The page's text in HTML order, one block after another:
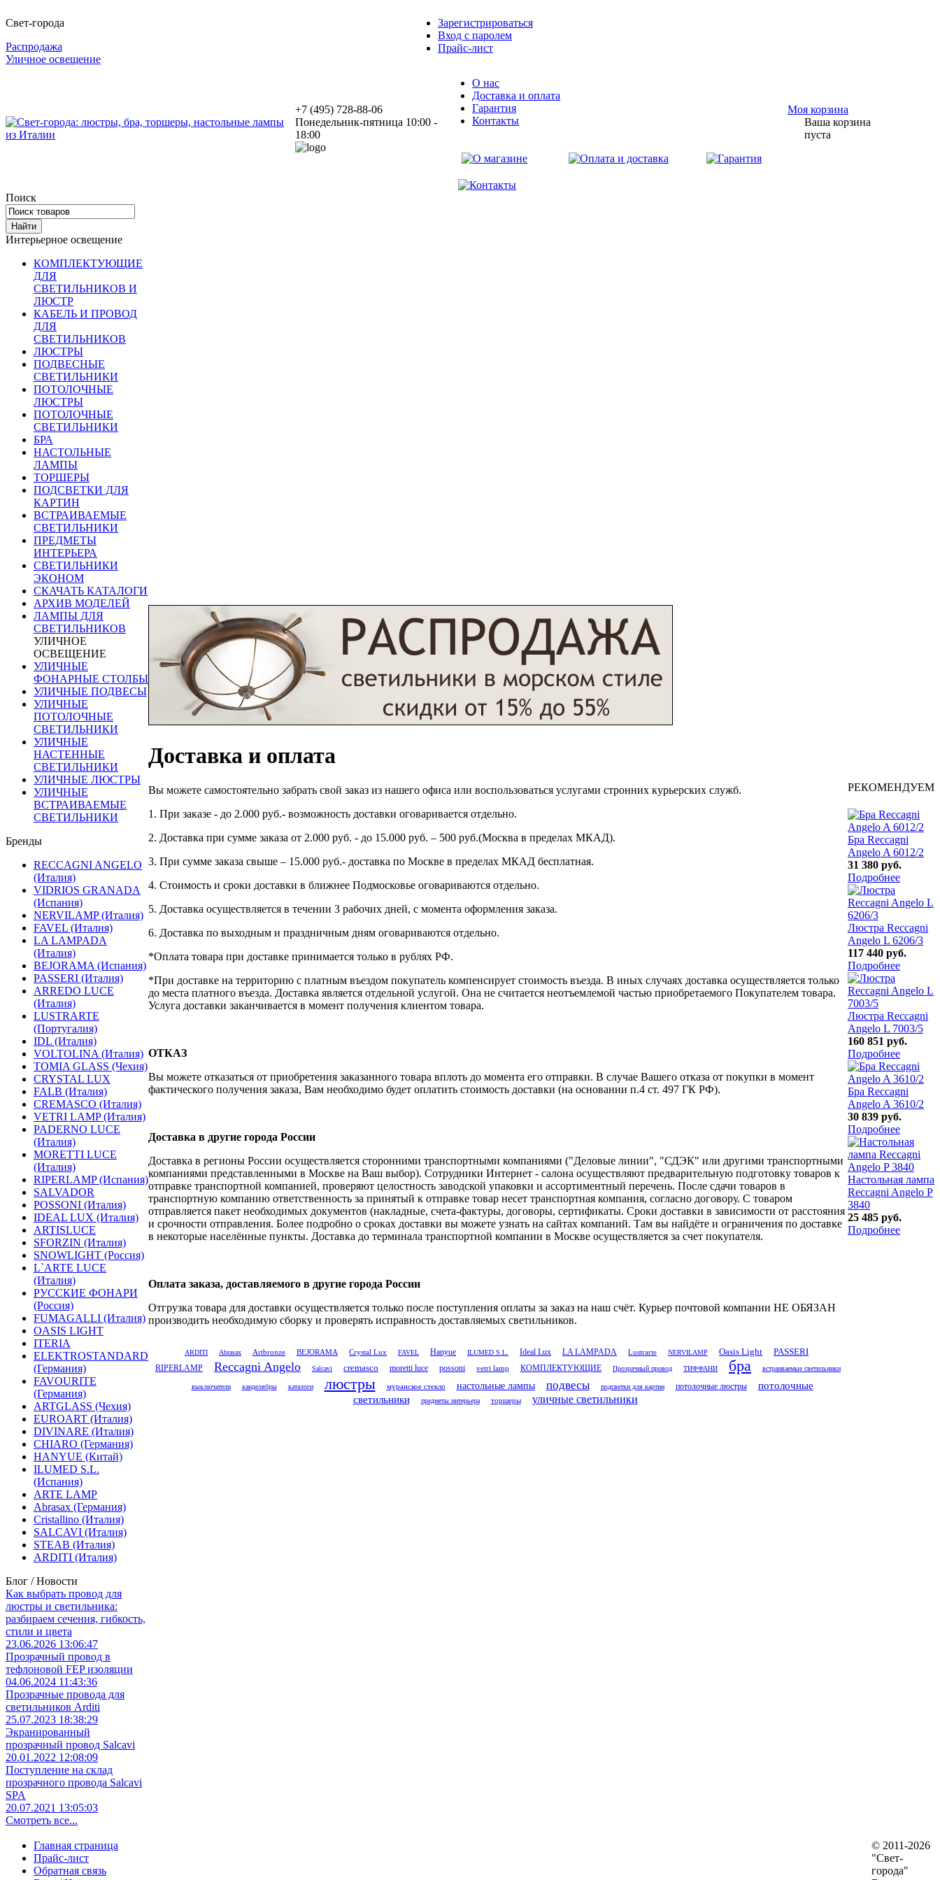
Свет-города
Распродажа
Уличное освещение
Зарегистрироваться
Вход с паролем
Прайс-лист
+7 (495) 728-88-06
Понедельник-пятница 10:00 -
18:00
О нас
Доставка и оплата
Гарантия
Контакты
Моя корзина
Ваша корзина
пуста
Поиск
Интерьерное освещение
КОМПЛЕКТУЮЩИЕ
ДЛЯ
СВЕТИЛЬНИКОВ И
ЛЮСТР
КАБЕЛЬ И ПРОВОД
ДЛЯ
СВЕТИЛЬНИКОВ
ЛЮСТРЫ
ПОДВЕСНЫЕ
СВЕТИЛЬНИКИ
ПОТОЛОЧНЫЕ
ЛЮСТРЫ
ПОТОЛОЧНЫЕ
СВЕТИЛЬНИКИ
БРА
НАСТОЛЬНЫЕ
ЛАМПЫ
ТОРШЕРЫ
ПОДСВЕТКИ ДЛЯ
КАРТИН
ВСТРАИВАЕМЫЕ
СВЕТИЛЬНИКИ
ПРЕДМЕТЫ
ИНТЕРЬЕРА
СВЕТИЛЬНИКИ
ЭКОНОМ
СКАЧАТЬ КАТАЛОГИ
АРХИВ МОДЕЛЕЙ
ЛАМПЫ ДЛЯ
СВЕТИЛЬНИКОВ
УЛИЧНОЕ
ОСВЕЩЕНИЕ
УЛИЧНЫЕ
ФОНАРНЫЕ СТОЛБЫ
УЛИЧНЫЕ ПОДВЕСЫ
УЛИЧНЫЕ
ПОТОЛОЧНЫЕ
СВЕТИЛЬНИКИ
УЛИЧНЫЕ
НАСТЕННЫЕ
СВЕТИЛЬНИКИ
УЛИЧНЫЕ ЛЮСТРЫ
УЛИЧНЫЕ
ВСТРАИВАЕМЫЕ
СВЕТИЛЬНИКИ
Бренды
RECCAGNI ANGELO
(Италия)
VIDRIOS GRANADA
(Испания)
NERVILAMP (Италия)
FAVEL (Италия)
LA LAMPADA
(Италия)
BEJORAMA (Испания)
PASSERI (Италия)
ARREDO LUCE
(Италия)
LUSTRARTE
(Португалия)
IDL (Италия)
VOLTOLINA (Италия)
TOMIA GLASS (Чехия)
CRYSTAL LUX
FALB (Италия)
CREMASCO (Италия)
VETRI LAMP (Италия)
PADERNO LUCE
(Италия)
MORETTI LUCE
(Италия)
RIPERLAMP (Испания)
SALVADOR
POSSONI (Италия)
IDEAL LUX (Италия)
ARTISLUCE
SFORZIN (Италия)
SNOWLIGHT (Россия)
L`ARTE LUCE
(Италия)
РУССКИЕ ФОНАРИ
(Россия)
FUMAGALLI (Италия)
OASIS LIGHT
ITERIA
ELEKTROSTANDARD
(Германия)
FAVOURITE
(Германия)
ARTGLASS (Чехия)
EUROART (Италия)
DIVINARE (Италия)
CHIARO (Германия)
HANYUE (Китай)
ILUMED S.L.
(Испания)
ARTE LAMP
Abrasax (Германия)
Cristallino (Италия)
SALCAVI (Италия)
STEAB (Италия)
ARDITI (Италия)
Блог / Новости
Как выбрать провод для
люстры и светильника:
разбираем сечения, гибкость,
стили и цвета
23.06.2026 13:06:47
Прозрачный провод в
тефлоновой FEP изоляции
04.06.2024 11:43:36
Прозрачные провода для
светильников Arditi
25.07.2023 18:38:29
Экранированный
прозрачный провод Salcavi
20.01.2022 12:08:09
Поступление на склад
прозрачного провода Salcavi
SPA
20.07.2021 13:05:03
Смотреть все...
Доставка и оплата
Вы можете самостоятельно забрать свой заказ из нашего офиса или воспользоваться услугами стронних курьерских служб.
1. При заказе - до 2.000 руб.- возможность доставки оговаривается отдельно.
2. Доставка при сумме заказа от 2.000 руб. - до 15.000 руб. – 500 руб.(Москва в пределах МКАД).
3. При сумме заказа свыше – 15.000 руб.- доставка по Москве в пределах МКАД бесплатная.
4. Стоимость и сроки доставки в ближнее Подмосковье оговариваются отдельно.
5. Доставка осуществляется в течении 3 рабочих дней, с момента оформления заказа.
6. Доставка по выходным и праздничным дням оговариваются отдельно.
*Оплата товара при доставке принимается только в рублях РФ.
*При доставке на территорию с платным въездом покупатель компенсирует стоимость въезда. В иных случаях доставка осуществляется только
до места платного въезда. Доставка является отдельной услугой. Она не считается неотъемлемой частью приобретаемого Покупателем товара.
Услуга доставки заканчивается в момент получения клиентом товара.
ОТКАЗ
Вы можете отказаться от приобретения заказанного товара вплоть до момента его отправки. В случае Вашего отказа от покупки в момент
фактического получения заказа, Вам необходимо будет оплатить стоимость доставки (на основании п.4 ст. 497 ГК РФ).
Доставка в другие города России
Доставка в регионы России осуществляется сторонними транспортными компаниями ("Деловые линии", "СДЭК" или другими транспортными
компаниями представленными в Москве на Ваш выбор). Сотрудники Интернет - салона осуществляют предварительную подготовку товаров к
отправке транспортной компанией, проверяют целостность заводской упаковки и ассортиментный перечень. После сдачи товаров в
транспортную компанию ответственность за принятый к отправке товар несет транспортная компания, согласно договору. С товаром
отправляется пакет необходимых документов (накладные, счета-фактуры, договоры, сертификаты. Сроки доставки в зависимости от расстояния
и срочности отправления. Более подробно о сроках доставки вы можете узнать на сайтах компаний. Там вы найдёте и ограничения по доставке
в некоторые населённые пункты. Доставка до терминала транспортной компании в Москве осуществляется за счет покупателя.
Оплата заказа, доставляемого в другие города России
Отгрузка товара для доставки осуществляется только после поступления оплаты за заказ на наш счёт. Курьер почтовой компании НЕ ОБЯЗАН
производить необходимую сборку и проверять исправность доставляемых светильников.
ARDITI Abrasax Artbronze BEJORAMA Crystal Lux FAVEL Hanyue ILUMED S.L. Ideal Lux LA LAMPADA Lustrarte NERVILAMP Oasis Light
PASSERI
RIPERLAMP
Reccagni Angelo Salcavi cremasco moretti luce possoni vetri lamp КОМПЛЕКТУЮЩИЕ Прозрачный провод ТИФФАНИ бра встраиваемые светильники
выключатели канделябры каталоги люстры муранское стекло настольные лампы подвесы подсветки для картин потолочные люстры
потолочные
светильники
предметы интерьера торшеры уличные светильники
РЕКОМЕНДУЕМ
Бра Reccagni
Angelo A 6012/2
31 380 руб.
Подробнее
Люстра Reccagni
Angelo L 6206/3
117 440 руб.
Подробнее
Люстра Reccagni
Angelo L 7003/5
160 851 руб.
Подробнее
Бра Reccagni
Angelo A 3610/2
30 839 руб.
Подробнее
Настольная лампа
Reccagni Angelo P
3840
25 485 руб.
Подробнее
Главная страница
Прайс-лист
Обратная связь
© 2011-2026
"Свет-
города"